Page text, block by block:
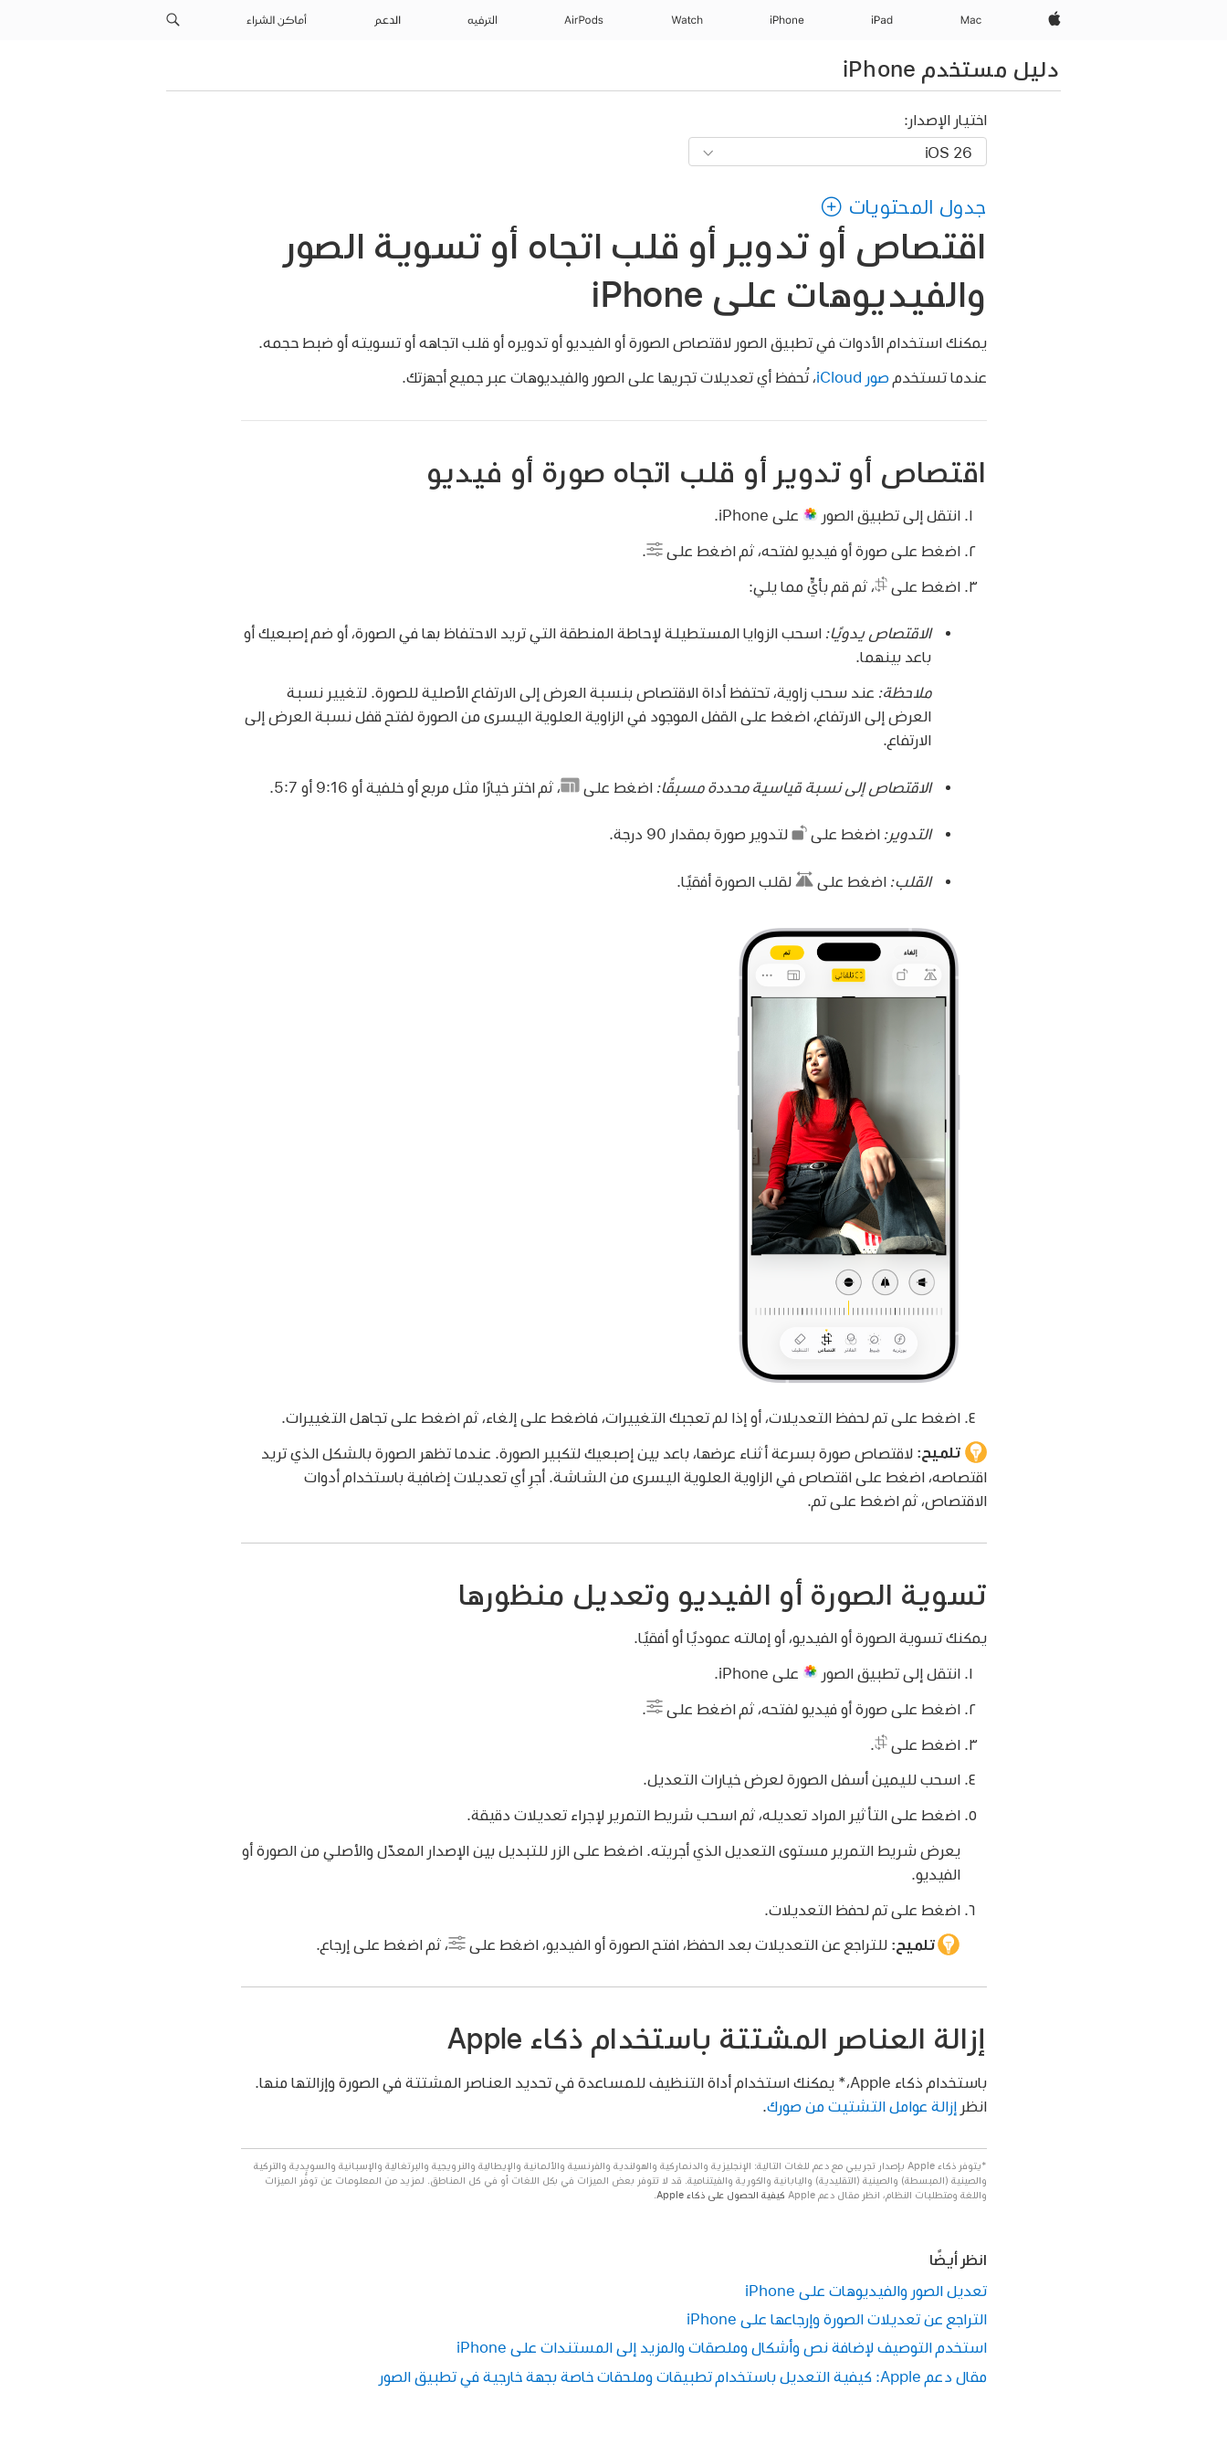
Apple‏
Mac
iPad‏
iPhone
Watch
AirPods الترفيه الدعم أماكن الشراء
دليل مستخدم iPhone
اختيار الإصدار:
جدول المحتويات
اقتصاص أو تدوير أو قلب اتجاه أو تسوية الصور
والفيديوهات على iPhone
يمكنك استخدام الأدوات في تطبيق الصور لاقتصاص الصورة أو الفيديو أو تدويره أو قلب اتجاهه أو تسويته أو ضبط حجمه.
عندما تستخدم صور iCloud ، تُحفظ أي تعديلات تجريها على الصور والفيديوهات عبر جميع أجهزتك.
اقتصاص أو تدوير أو قلب اتجاه صورة أو فيديو
انتقل إلى تطبيق الصور على iPhone.
اضغط على صورة أو فيديو لفتحه، ثم اضغط على
اضغط على ، ثم قم بأيٍّ مما يلي:
الاقتصاص يدويًا: اسحب الزوايا المستطيلة لإحاطة المنطقة التي تريد الاحتفاظ بها في الصورة، أو ضم إصبعيك أو
باعد بينهما.
ملاحظة: عند سحب زاوية، تحتفظ أداة الاقتصاص بنسبة العرض إلى الارتفاع الأصلية للصورة. لتغيير نسبة
العرض إلى الارتفاع، اضغط على القفل الموجود في الزاوية العلوية اليسرى من الصورة لفتح قفل نسبة العرض إلى
الارتفاع.
الاقتصاص إلى نسبة قياسية محددة مسبقًا: اضغط على ، ثم اختر خيارًا مثل مربع أو خلفية أو 9:16 أو 5:7.
التدوير: اضغط على لتدوير صورة بمقدار 90 درجة.
القلب: اضغط على لقلب الصورة أفقيًا.
اضغط على تم لحفظ التعديلات، أو إذا لم تعجبك التغييرات، فاضغط على إلغاء، ثم اضغط على تجاهل التغييرات.
تلميح:لاقتصاص صورة بسرعة أثناء عرضها، باعد بين إصبعيك لتكبير الصورة. عندما تظهر الصورة بالشكل الذي تريد
اقتصاصه، اضغط على اقتصاص في الزاوية العلوية اليسرى من الشاشة. أجرِ أي تعديلات إضافية باستخدام أدوات
الاقتصاص، ثم اضغط على تم.
تسوية الصورة أو الفيديو وتعديل منظورها
يمكنك تسوية الصورة أو الفيديو، أو إمالته عموديًا أو أفقيًا.
انتقل إلى تطبيق الصور على iPhone.
اضغط على صورة أو فيديو لفتحه، ثم اضغط على
اضغط على .
اسحب لليمين أسفل الصورة لعرض خيارات التعديل.
اضغط على التأثير المراد تعديله، ثم اسحب شريط التمرير لإجراء تعديلات دقيقة.
يعرض شريط التمرير مستوى التعديل الذي أجريته. اضغط على الزر للتبديل بين الإصدار المعدّل والأصلي من الصورة أو
الفيديو.
اضغط على تم لحفظ التعديلات.
تلميح:للتراجع عن التعديلات بعد الحفظ، افتح الصورة أو الفيديو، اضغط على ،ثم اضغط على إرجاع.
إزالة العناصر المشتتة باستخدام ذكاء Apple
باستخدام ذكاء Apple،* يمكنك استخدام أداة التنظيف للمساعدة في تحديد العناصر المشتتة في الصورة وإزالتها منها.
انظرإزالة عوامل التشتيت من صورك
*يتوفر ذكاء Apple بإصدار تجريبي مع دعم للغات التالية: الإنجليزية والدنماركية والهولندية والفرنسية والألمانية والإيطالية والنرويجية والبرتغالية والإسبانية والسويدية والتركية
والصينية (المبسطة) والصينية (التقليدية) واليابانية والكورية والفيتنامية. قد لا تتوفر بعض الميزات في بكل اللغات أو في كل المناطق. لمزيد من المعلومات عن توفُّر الميزات
واللغة ومتطلبات النظام، انظر مقال دعم Apple
كيفية الحصول على ذكاء Apple
انظر أيضًا
تعديل الصور والفيديوهات على iPhone
التراجع عن تعديلات الصورة وإرجاعها على iPhone
استخدم التوصيف لإضافة نص وأشكال وملصقات والمزيد إلى المستندات على iPhone
مقال دعم Apple: كيفية التعديل باستخدام تطبيقات وملحقات خاصة بجهة خارجية في تطبيق الصور